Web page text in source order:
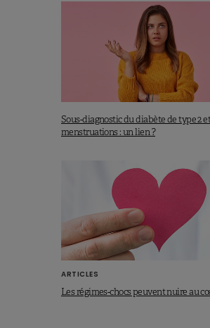
Sous-diagnostic du diabète de type 2
menstruations : un lien ?
ARTICLES
Les régimes-chocs peuvent nuire au